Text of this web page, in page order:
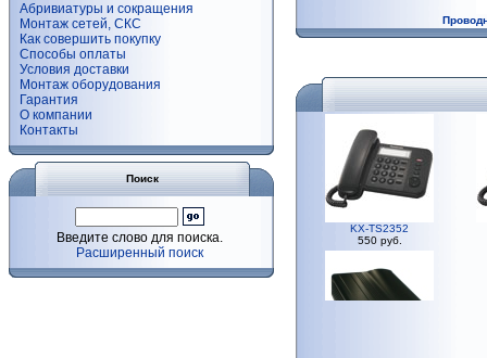
Абривиатуры и сокращения
Монтаж сетей, СКС
Как совершить покупку
Способы оплаты
Условия доставки
Монтаж оборудования
Гарантия
О компании
Контакты
Поиск
Введите слово для поиска.
Расширенный поиск
KX-TS2352
550 руб.